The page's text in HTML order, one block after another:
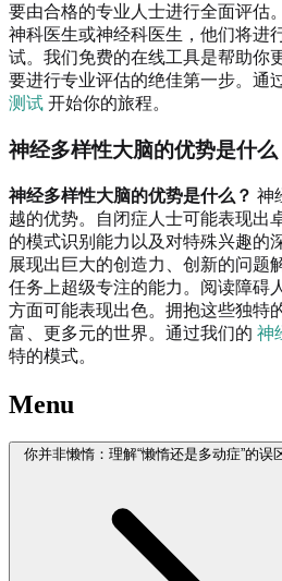
要由合格的专业人士进行全面评估
神科医生或神经科医生，他们将进
试。我们免费的在线工具是帮助你
要进行专业评估的绝佳第一步。通
测试 开始你的旅程。
神经多样性大脑的优势是什么
神经多样性大脑的优势是什么？ 神
越的优势。自闭症人士可能表现出
的模式识别能力以及对特殊兴趣的
展现出巨大的创造力、创新的问题
任务上超级专注的能力。阅读障碍
方面可能表现出色。拥抱这些独特
富、更多元的世界。通过我们的 神
特的模式。
Menu
你并非懒惰：理解“懒惰还是多动症”的误